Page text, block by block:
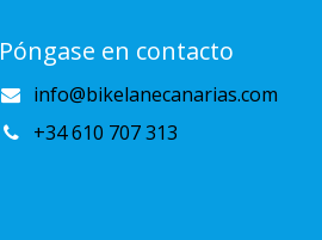
Póngase en contacto
info@bikelanecanarias.com
+34 610 707 313